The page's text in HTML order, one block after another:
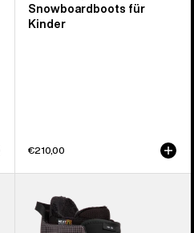
Snowboardboots für
Kinder
€210,00
Highshot
Step On®